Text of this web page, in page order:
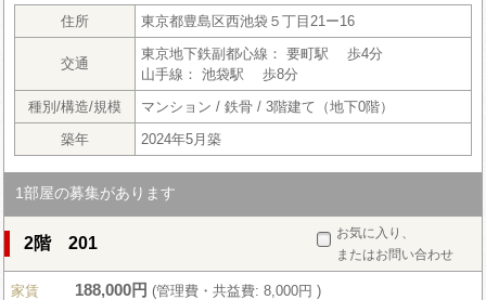
住所 東京都豊島区西池袋５丁目21ー16
交通
東京地下鉄副都心線： 要町駅 歩4分
山手線： 池袋駅 歩8分
種別/構造/規模
マンション / 鉄骨 / 3階建て（地下0階）
築年
2024年5月築
1部屋の募集があります
お気に入り、
またはお問い合わせ
2階 201
家賃 188,000円 (管理費・共益費: 8,000円 )